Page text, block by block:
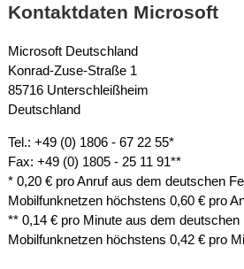
Kontaktdaten Microsoft
Microsoft Deutschland
Konrad-Zuse-Straße 1
85716 Unterschleißheim
Deutschland
Tel.: +49 (0) 1806 - 67 22 55*
Fax: +49 (0) 1805 - 25 11 91**
* 0,20 € pro Anruf aus dem deutschen
Mobilfunknetzen höchstens 0,60 € pro
** 0,14 € pro Minute aus dem
Mobilfunknetzen höchstens 0,42 € pro